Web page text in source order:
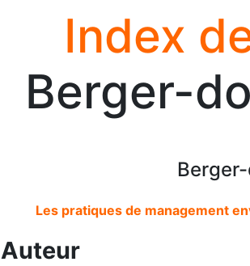
Index
Berger-
Les pratiques de management
Auteur